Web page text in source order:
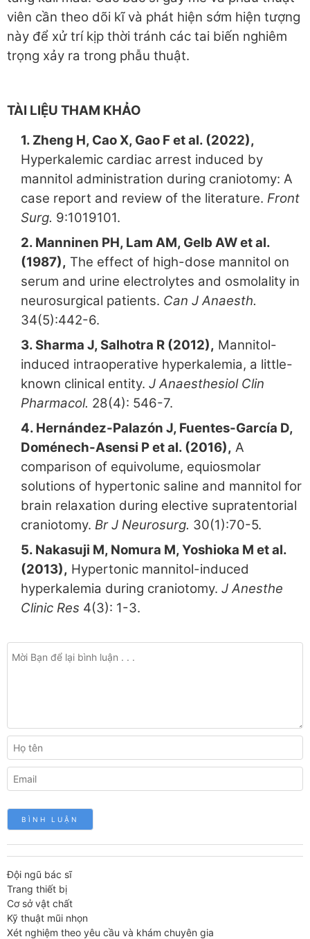
viên cần theo dõi kĩ và phát hiện sớm hiện tượng
này để xử trí kịp thời tránh các tai biến nghiêm
trọng xảy ra trong phẫu thuật.
TÀI LIỆU THAM KHẢO
1. Zheng H, Cao X, Gao F et al. (2022),
Hyperkalemic cardiac arrest induced by
mannitol administration during craniotomy: A
case report and review of the literature. Front
Surg. 9:1019101.
2. Manninen PH, Lam AM, Gelb AW et al.
(1987), The effect of high-dose mannitol on
serum and urine electrolytes and osmolality in
neurosurgical patients. Can J Anaesth.
34(5):442-6.
3. Sharma J, Salhotra R (2012), Mannitol-
induced intraoperative hyperkalemia, a little-
known clinical entity. J Anaesthesiol Clin
Pharmacol. 28(4): 546-7.
4. Hernández-Palazón J, Fuentes-García D,
Doménech-Asensi P et al. (2016), A
comparison of equivolume, equiosmolar
solutions of hypertonic saline and mannitol for
brain relaxation during elective supratentorial
craniotomy. Br J Neurosurg. 30(1):70-5.
5. Nakasuji M, Nomura M, Yoshioka M et al.
(2013), Hypertonic mannitol-induced
hyperkalemia during craniotomy. J Anesthe
Clinic Res 4(3): 1-3.
Đội ngũ bác sĩ
Trang thiết bị
Cơ sở vật chất
Kỹ thuật mũi nhọn
Xét nghiệm theo yêu cầu và khám chuyên gia